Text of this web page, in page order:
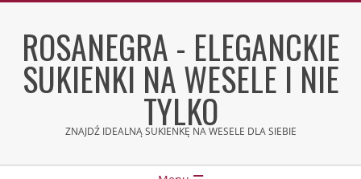
contentROSANEGRA - ELEGANCKIE
SUKIENKI NA WESELE I NIE
TYLKO
ZNAJDŹ IDEALNĄ SUKIENKĘ NA WESELE DLA SIEBIE